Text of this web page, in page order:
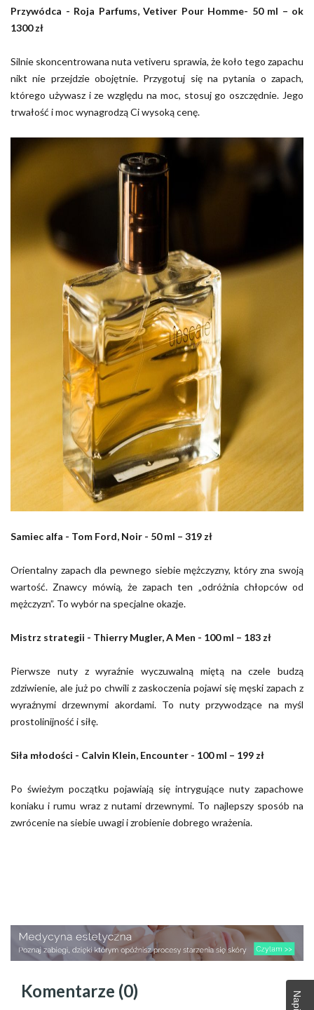
Przywódca - Roja Parfums, Vetiver Pour Homme- 50 ml – ok
1300 zł
Silnie skoncentrowana nuta vetiveru sprawia, że koło tego zapachu
nikt nie przejdzie obojętnie. Przygotuj się na pytania o zapach,
którego używasz i ze względu na moc, stosuj go oszczędnie. Jego
trwałość i moc wynagrodzą Ci wysoką cenę.
Samiec alfa - Tom Ford, Noir - 50 ml – 319 zł
Orientalny zapach dla pewnego siebie mężczyzny, który zna swoją
wartość. Znawcy mówią, że zapach ten „odróżnia chłopców od
mężczyzn”. To wybór na specjalne okazje.
Mistrz strategii - Thierry Mugler, A Men - 100 ml – 183 zł
Pierwsze nuty z wyraźnie wyczuwalną miętą na czele budzą
zdziwienie, ale już po chwili z zaskoczenia pojawi się męski zapach z
wyraźnymi drzewnymi akordami. To nuty przywodzące na myśl
prostolinijność i siłę.
Siła młodości - Calvin Klein, Encounter - 100 ml – 199 zł
Po świeżym początku pojawiają się intrygujące nuty zapachowe
koniaku i rumu wraz z nutami drzewnymi. To najlepszy sposób na
zwrócenie na siebie uwagi i zrobienie dobrego wrażenia.
Komentarze (0)